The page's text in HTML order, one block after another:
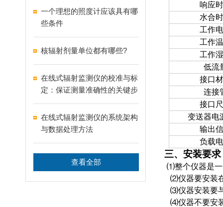
一个理想的照度计应该具有哪
些条件
核辐射剂量单位都有哪些?
在线式辐射监测仪的校准与标
定：保证测量准确性的关键步
骤
在线式辐射监测仪的系统架构
与数据处理方法
查看全部
响应
水合
工作
工作
工作
低流
接口
连接
接口
变送器电
输出
负载
三、安装要求
⑴整个仪器是一
⑵仪器要安装
⑶仪器安装要
⑷仪器不要安